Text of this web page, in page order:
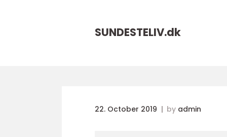
SUNDESTELIV.dk
22. October 2019 by admin